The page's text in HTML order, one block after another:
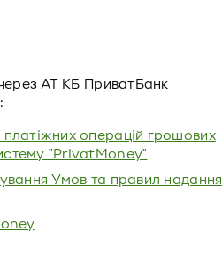
АТ КБ ПриватБанк
операцій грошових
"PrivatMoney"
Умов та правил надання